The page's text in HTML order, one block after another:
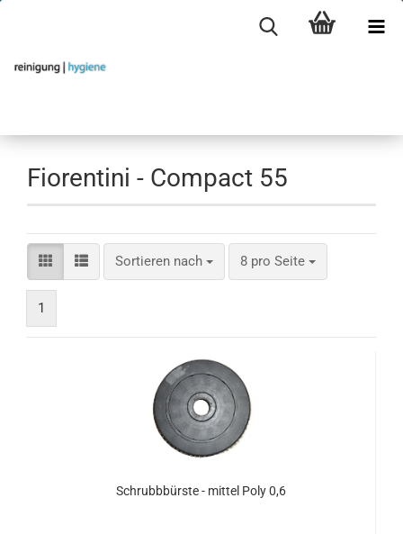
Fiorentini - Compact 55
Sortieren nach
Sortieren nach 8 pro Seite
pro Seite
1
Schrubbbürste - mittel Poly 0,6